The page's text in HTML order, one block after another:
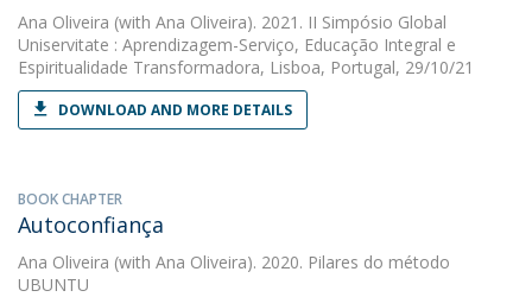
Ana Oliveira (with Ana Oliveira). 2021. II Simpósio Global
Uniservitate : Aprendizagem-Serviço, Educação Integral e
Espiritualidade Transformadora, Lisboa, Portugal, 29/10/21
DOWNLOAD AND MORE DETAILS
BOOK CHAPTER
Autoconfiança
Ana Oliveira (with Ana Oliveira). 2020. Pilares do método
UBUNTU